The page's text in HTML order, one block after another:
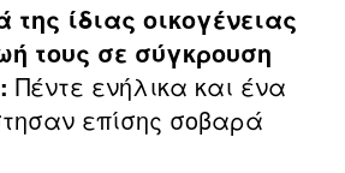
της ίδιας οικογένειας
τους σε σύγκρουση
Πέντε ενήλικα και ένα
επίσης σοβαρά